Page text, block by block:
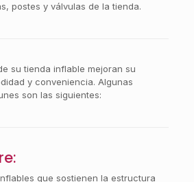
postes y válvulas de la tienda.
su tienda inflable mejoran su
y conveniencia. Algunas
son las siguientes:
que sostienen la estructura